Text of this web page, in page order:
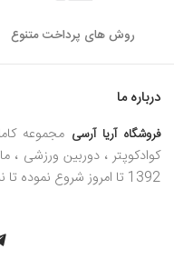
روش های پرداخت متنوع
درباره ما
فروشگاه آریا آرسی مجموعه
کوادکوپتر ، دوربین ورزشی ،
1392 تا امروز شروع نموده تا نیازهای شما را در تمام مراحل مرتفع کند.